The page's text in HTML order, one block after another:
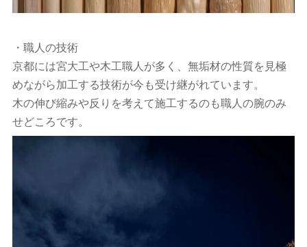
・職人の技術
京都には宮大工や木工職人が多く、無垢材の性質を見極
めながら加工する技術が今も受け継がれています。
木の伸び縮みや反りを考えて施工するのも職人の腕のみ
せどころです。